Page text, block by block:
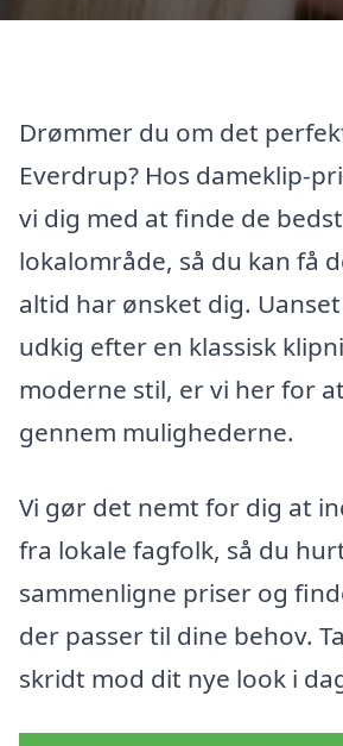
Drømmer du om det
Everdrup? Hos dameklip-
vi dig med at finde de
lokalområde, så du kan få
altid har ønsket dig.
udkig efter en klassisk
moderne stil, er vi her for
gennem mulighederne.
Vi gør det nemt for dig at
fra lokale fagfolk, så du
sammenligne priser og
der passer til dine behov.
skridt mod dit nye look i